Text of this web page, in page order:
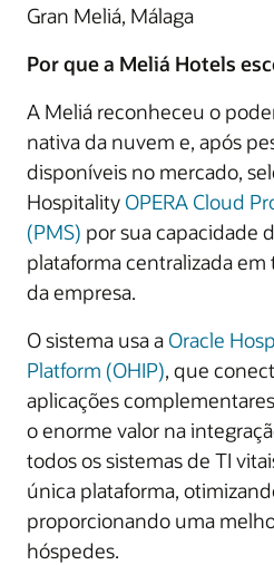
Gran Meliá, Málaga
Por que a Meliá Hotels
A Meliá reconheceu o
nativa da nuvem e, após
disponíveis no mercado,
Hospitality OPERA Cloud
(PMS) por sua capacidade
plataforma centralizada
da empresa.
O sistema usa a Oracle
Platform (OHIP), que
aplicações
o enorme valor na
todos os sistemas de TI
única plataforma,
proporcionando uma
hóspedes.